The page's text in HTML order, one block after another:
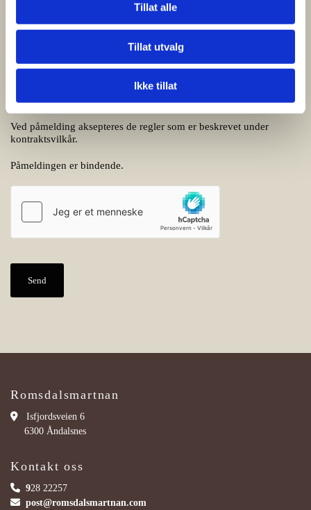
Tillat alle
Tillat utvalg
Ikke tillat
Andre opplysninger
Ved påmelding aksepteres de regler som er beskrevet under
kontraktsvilkår.
Påmeldingen er bindende.
Romsdalsmartnan
 Isfjordsveien 6
6300 Åndalsnes
Kontakt oss
 928 22257
 post@romsdalsmartnan.com